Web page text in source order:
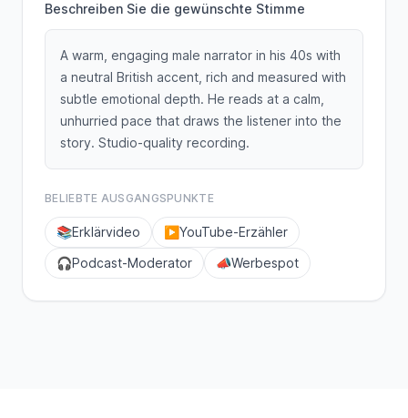
Beschreiben Sie die gewünschte Stimme
A warm, engaging male narrator in his 40s with
a neutral British accent, rich and measured with
subtle emotional depth. He reads at a calm,
unhurried pace that draws the listener into the
story. Studio-quality recording.
BELIEBTE AUSGANGSPUNKTE
📚Erklärvideo ▶️ YouTube-Erzähler
🎧Podcast-Moderator 📣Werbespot